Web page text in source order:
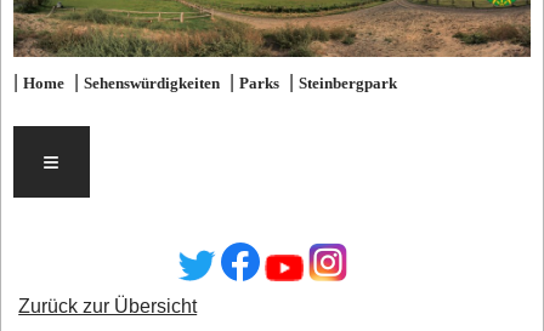
|Home |Sehenswürdigkeiten |Parks |Steinbergpark
≡
Zurück zur Übersicht